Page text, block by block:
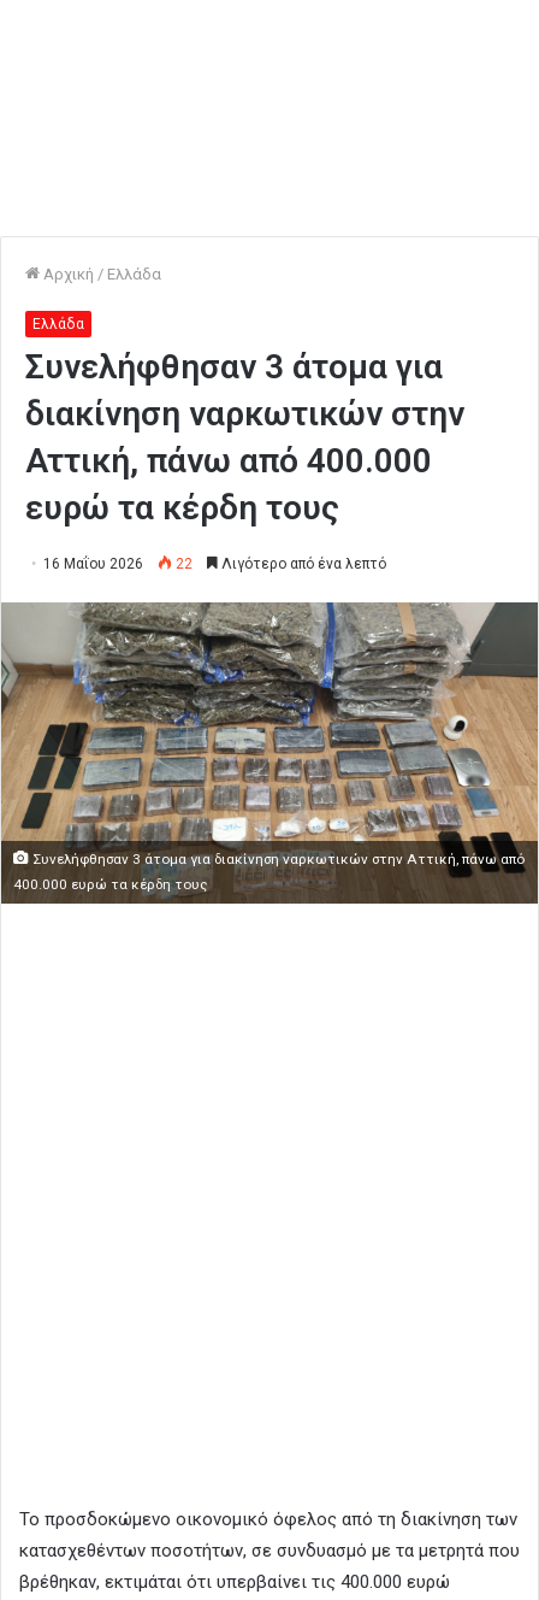
Αρχική / Ελλάδα
Ελλάδα
Συνελήφθησαν 3 άτομα για
διακίνηση ναρκωτικών στην
Αττική, πάνω από 400.000
ευρώ τα κέρδη τους
16 Μαΐου 2026 22 Λιγότερο από ένα λεπτό
Συνελήφθησαν 3 άτομα για διακίνηση ναρκωτικών στην Αττική, πάνω από
400.000 ευρώ τα κέρδη τους
Το προσδοκώμενο οικονομικό όφελος από τη διακίνηση των
κατασχεθέντων ποσοτήτων, σε συνδυασμό με τα μετρητά που
βρέθηκαν, εκτιμάται ότι υπερβαίνει τις 400.000 ευρώ